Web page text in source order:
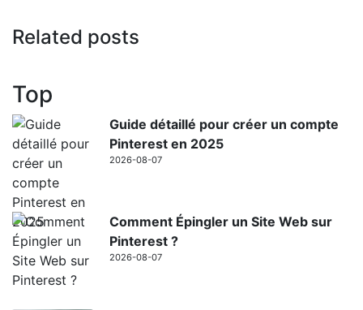
Related posts
Top
Guide détaillé pour créer un compte
Pinterest en 2025
2026-08-07
Comment Épingler un Site Web sur
Pinterest ?
2026-08-07